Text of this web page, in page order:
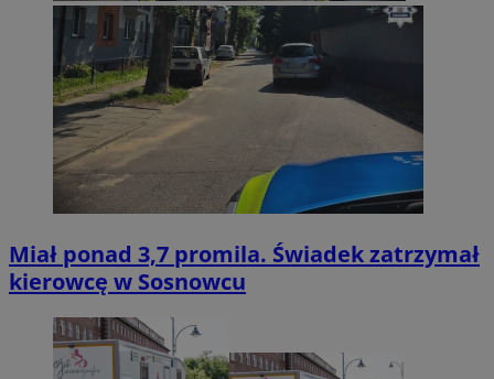
Miał ponad 3,7 promila. Świadek zatrzymał
kierowcę w Sosnowcu